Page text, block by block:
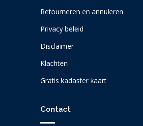
Retourneren en annuleren
Privacy beleid
Disclaimer
Klachten
Gratis kadaster kaart
Contact